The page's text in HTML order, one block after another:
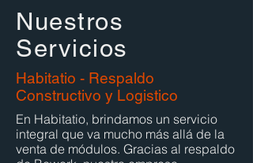
Nuestros
Servicios
Habitatio - Respaldo
Constructivo y Logistico
En Habitatio, brindamos un servicio
integral que va mucho más allá de la
venta de módulos. Gracias al respaldo